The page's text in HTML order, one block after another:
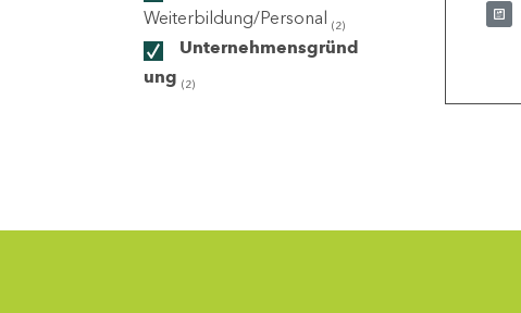
Weiterbildung/Personal (2)
Unternehmensgründ
ung (2)